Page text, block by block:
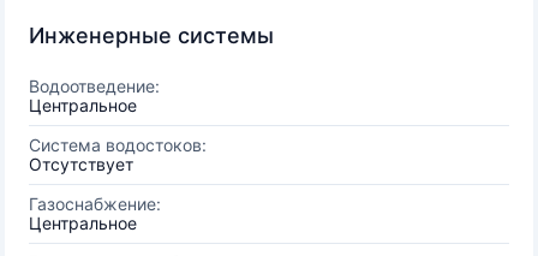
Инженерные системы
Водоотведение:
Центральное
Система водостоков:
Отсутствует
Газоснабжение:
Центральное